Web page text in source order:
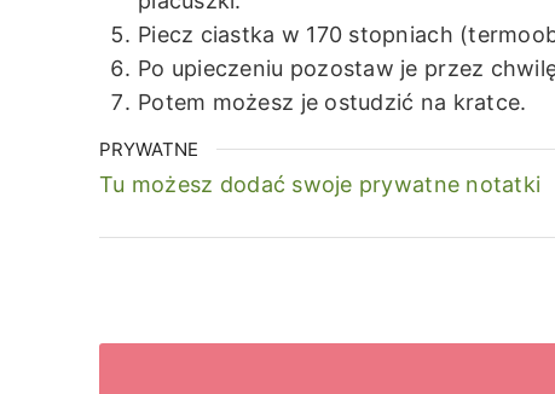
Piecz ciastka w 170 stopniach
Po upieczeniu pozostaw je przez
Potem możesz je ostudzić na kratce.
PRYWATNE
Tu możesz dodać swoje prywatne notatki